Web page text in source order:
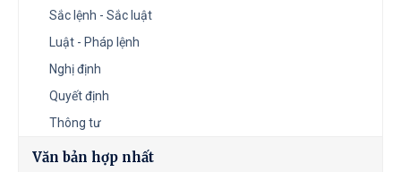
Sắc lệnh - Sắc luật
Luật - Pháp lệnh
Nghị định
Quyết định
Thông tư
Văn bản hợp nhất